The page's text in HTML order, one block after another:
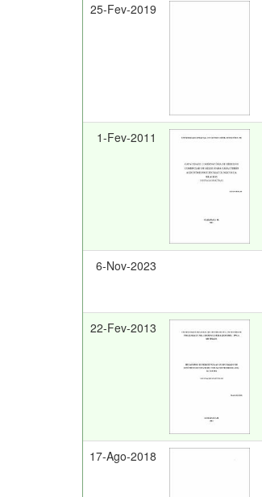
25-Fev-2019
1-Fev-2011
6-Nov-2023
22-Fev-2013
17-Ago-2018